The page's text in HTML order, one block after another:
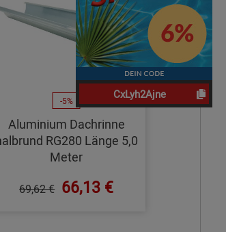
-5%
Aluminium Dachrinne
RG280 Länge 5,0
Meter
69,62 € 66,13 €
CxLyh2Ajne